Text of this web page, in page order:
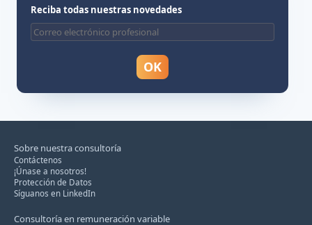
Reciba todas nuestras novedades
Sobre nuestra consultoría
Contáctenos
¡Únase a nosotros!
Protección de Datos
Síguanos en LinkedIn
Consultoría en remuneración variable